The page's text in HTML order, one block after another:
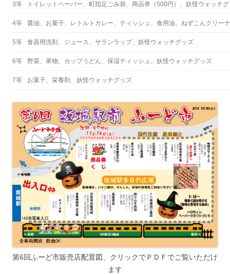
3等 トイレットペーパー、町指定ごみ袋、商品券（500円）、妖怪ウォッチ
4等 醤油、お菓子、レトルトカレー、ティッシュ、食用油、ねずこんクリー
5等 食器用洗剤、ジュース、サランラップ、妖怪ウォッチグッズ
6等 野菜、果物、カップうどん、保湿ティッシュ、妖怪ウォッチグッズ
7等 お菓子、栄養剤、妖怪ウォッチグッズ
第6回ふーど市販売店配置図、クリックでＰＤＦでご覧いただけ
ます